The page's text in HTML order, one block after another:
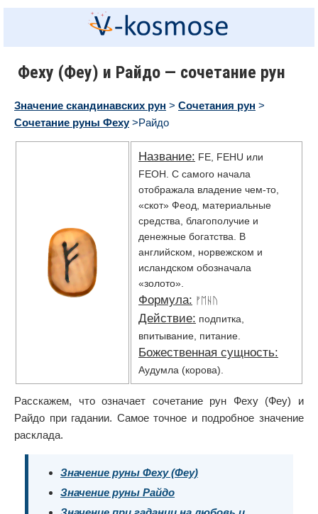
Феху (Феу) и Райдо — сочетание рун
Значение скандинавских рун > Сочетания рун >
Сочетание руны Феху>Райдо
Название: FE, FEHU или
FEOH. С самого начала
отображала владение чем-то,
«скот» Феод, материальные
средства, благополучие и
денежные богатства. В
английском, норвежском и
исландском обозначала
«золото».
Формула: ᚠᛖᚺᚢ
Действие: подпитка,
впитывание, питание.
Божественная сущность:
Аудумла (корова).
Расскажем, что означает сочетание рун Феху (Феу) и
Райдо при гадании. Самое точное и подробное значение
расклада.
Значение руны Феху (Феу)
Значение руны Райдо